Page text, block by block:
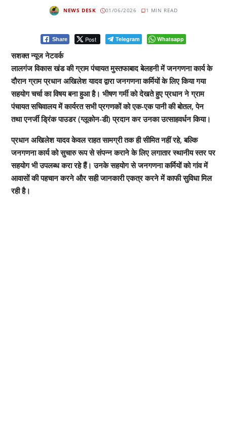
NEWS DESK 01/06/2026 1 MIN READ
Share Post Telegram Whatsapp
सशक्त न्यूज नेटवर्क
लालगंज विकास खंड की ग्राम पंचायत मुस्तफाबाद बेलहनी में जनगणना कार्य के
दौरान ग्राम प्रधान अखिलेश यादव द्वारा जनगणना कर्मियों के लिए किया गया
सहयोग चर्चा का विषय बना हुआ है। भीषण गर्मी को देखते हुए प्रधान ने ग्राम
पंचायत सचिवालय में कार्यरत सभी प्रगणकों को एक-एक पानी की बोतल, पेन
तथा एनर्जी ड्रिंक पाउडर (ग्लूकोन-डी) प्रदान कर उनका उत्साहवर्धन किया।
प्रधान अखिलेश यादव केवल राहत सामग्री तक ही सीमित नहीं रहे, बल्कि
जनगणना कार्य को सुचारु रूप से संपन्न कराने के लिए लगातार स्थानीय स्तर पर
सहयोग भी उपलब्ध करा रहे हैं। उनके सहयोग से जनगणना कर्मियों को गांव में
आवासों की पहचान करने और सही जानकारी एकत्र करने में काफी सुविधा मिल
रही है।